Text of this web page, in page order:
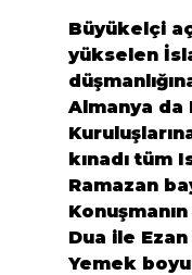
Büyükelçi
yükselen
Almanya da
kınadı tüm
Ramazan
Dua ile
Yemek